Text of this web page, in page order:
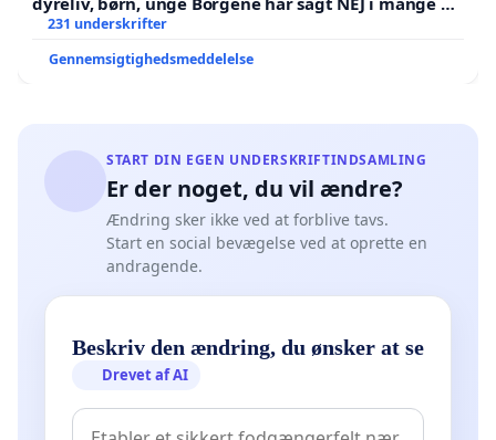
Der er
231 underskrifter
Gennemsigtighedsmeddelelse
START DIN EGEN UNDERSKRIFTINDSAMLING
Er der noget, du vil ændre?
Ændring sker ikke ved at forblive tavs.
Start en social bevægelse ved at oprette en
andragende.
Beskriv den ændring, du ønsker at se
Drevet af AI